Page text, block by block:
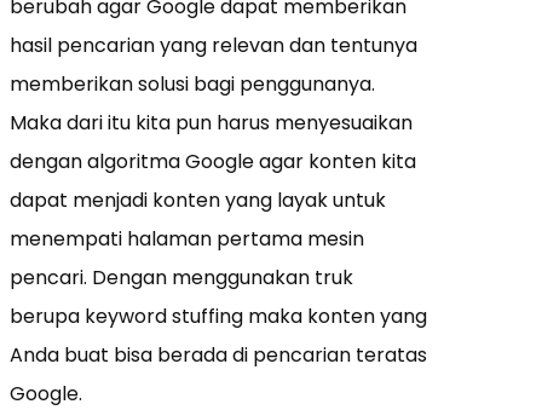
berubah agar Google dapat memberikan
hasil pencarian yang relevan dan tentunya
memberikan solusi bagi penggunanya.
Maka dari itu kita pun harus menyesuaikan
dengan algoritma Google agar konten kita
dapat menjadi konten yang layak untuk
menempati halaman pertama mesin
pencari. Dengan menggunakan truk
berupa keyword stuffing maka konten yang
Anda buat bisa berada di pencarian teratas
Google.